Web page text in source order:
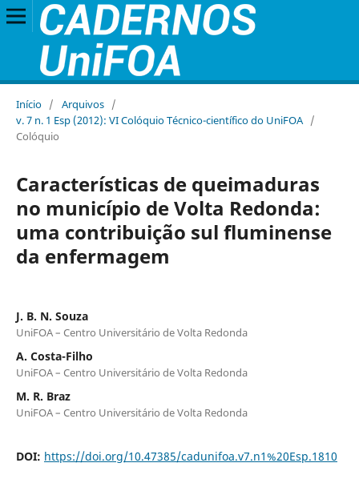
Início / Arquivos /
v. 7 n. 1 Esp (2012): VI Colóquio Técnico-científico do UniFOA /
Colóquio
Características de queimaduras
no município de Volta Redonda:
uma contribuição sul fluminense
da enfermagem
J. B. N. Souza
UniFOA – Centro Universitário de Volta Redonda
A. Costa-Filho
UniFOA – Centro Universitário de Volta Redonda
M. R. Braz
UniFOA – Centro Universitário de Volta Redonda
DOI: https://doi.org/10.47385/cadunifoa.v7.n1%20Esp.1810